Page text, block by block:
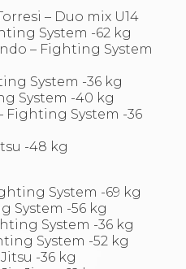
fiscali– Duo mix U14
System -62 kg
– Fighting System
System -36 kg
System -40 kg
Fighting System -36
-48 kg
System -69 kg
System -56 kg
System -36 kg
System -52 kg
-36 kg